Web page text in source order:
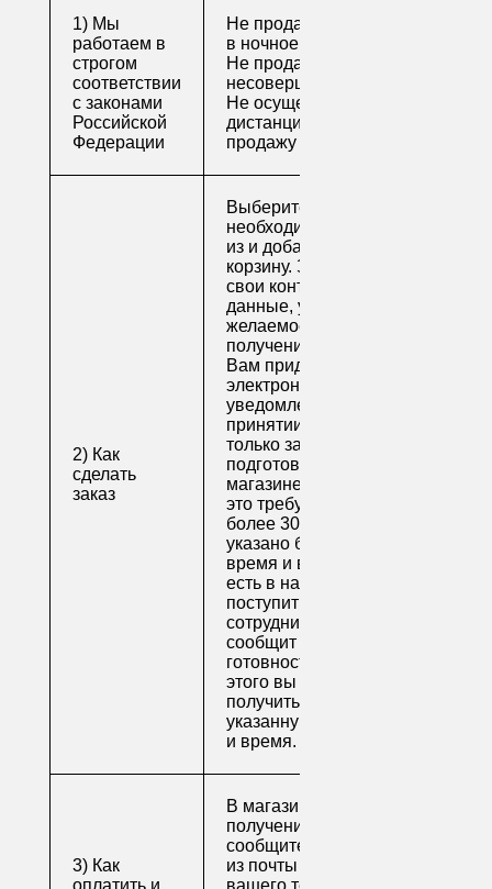
1) Мы
работаем в
строгом
соответствии
с законами
Российской
Федерации
Не продаем алкоголь
в ночное время
Не продаем алкоголь
несовершеннолетним
Не осуществляем
дистанционную
продажу
2) Как
сделать
заказ
Выберите
необходимые товары
из и добавьте их в
корзину. Заполните
свои контактные
данные, укажите
желаемое время
получения заказа.
Вам придет по
электронной почте
уведомление о
принятии заказа. Как
только заказ
подготовят в
магазине (обычно на
это требуется не
более 30 минут, если
указано ближайшее
время и весь товар
есть в наличии), вам
поступит письмо от
сотрудника, который
сообщит о
готовности. После
этого вы можете
получить свой заказ в
указанную вами дату
и время.
3) Как
оплатить и
В магазине для
получения заказа
сообщите его номер
из почты или номер
вашего телефона.